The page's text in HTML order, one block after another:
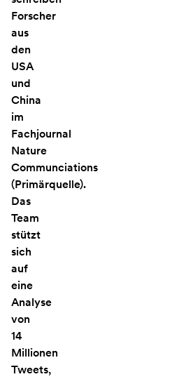
Forscher
aus
den
USA
und
China
im
Fachjournal
Nature
Communciations
(Primärquelle).
Das
Team
stützt
sich
auf
eine
Analyse
von
14
Millionen
Tweets,